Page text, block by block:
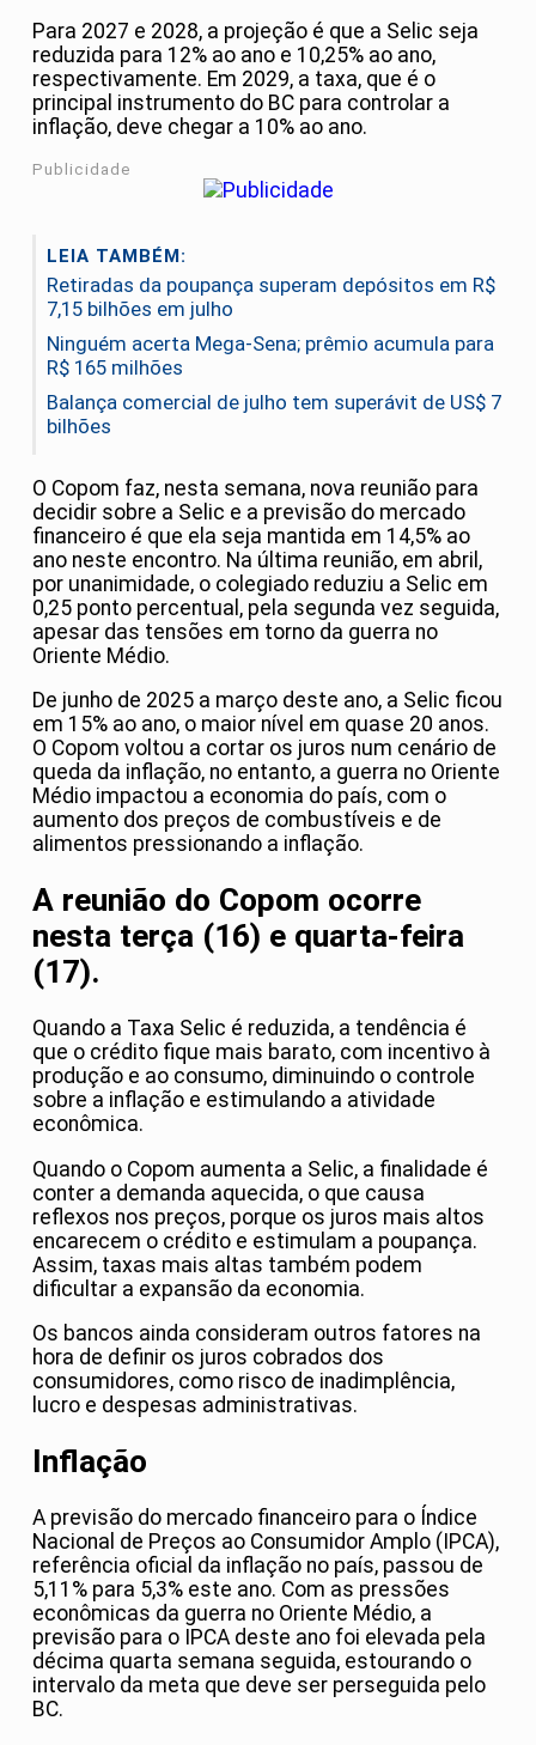
Para 2027 e 2028, a projeção é que a Selic seja
reduzida para 12% ao ano e 10,25% ao ano,
respectivamente. Em 2029, a taxa, que é o
principal instrumento do BC para controlar a
inflação, deve chegar a 10% ao ano.
Publicidade
LEIA TAMBÉM:
Retiradas da poupança superam depósitos em R$
7,15 bilhões em julho
Ninguém acerta Mega-Sena; prêmio acumula para
R$ 165 milhões
Balança comercial de julho tem superávit de US$ 7
bilhões
O Copom faz, nesta semana, nova reunião para
decidir sobre a Selic e a previsão do mercado
financeiro é que ela seja mantida em 14,5% ao
ano neste encontro. Na última reunião, em abril,
por unanimidade, o colegiado reduziu a Selic em
0,25 ponto percentual, pela segunda vez seguida,
apesar das tensões em torno da guerra no
Oriente Médio.
De junho de 2025 a março deste ano, a Selic ficou
em 15% ao ano, o maior nível em quase 20 anos.
O Copom voltou a cortar os juros num cenário de
queda da inflação, no entanto, a guerra no Oriente
Médio impactou a economia do país, com o
aumento dos preços de combustíveis e de
alimentos pressionando a inflação.
A reunião do Copom ocorre
nesta terça (16) e quarta-feira
(17).
Quando a Taxa Selic é reduzida, a tendência é
que o crédito fique mais barato, com incentivo à
produção e ao consumo, diminuindo o controle
sobre a inflação e estimulando a atividade
econômica.
Quando o Copom aumenta a Selic, a finalidade é
conter a demanda aquecida, o que causa
reflexos nos preços, porque os juros mais altos
encarecem o crédito e estimulam a poupança.
Assim, taxas mais altas também podem
dificultar a expansão da economia.
Os bancos ainda consideram outros fatores na
hora de definir os juros cobrados dos
consumidores, como risco de inadimplência,
lucro e despesas administrativas.
Inflação
A previsão do mercado financeiro para o Índice
Nacional de Preços ao Consumidor Amplo (IPCA),
referência oficial da inflação no país, passou de
5,11% para 5,3% este ano. Com as pressões
econômicas da guerra no Oriente Médio, a
previsão para o IPCA deste ano foi elevada pela
décima quarta semana seguida, estourando o
intervalo da meta que deve ser perseguida pelo
BC.